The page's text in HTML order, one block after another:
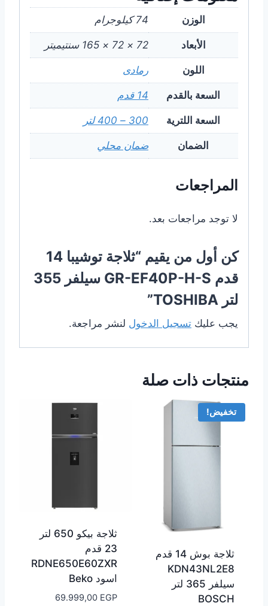
الوزن 74 كيلوجرام
الأبعاد 72 × 72 × 165 سنتيميتر
اللون رمادى
السعة بالقدم 14 قدم
السعة اللترية 300 – 400 لتر
الضمان ضمان محلي
المراجعات
لا توجد مراجعات بعد.
كن أول من يقيم “ثلاجة توشيبا 14
قدم GR-EF40P-H-S سيلفر 355
لتر TOSHIBA”
يجب عليك تسجيل الدخول لنشر مراجعة.
منتجات ذات صلة
تخفيض!
ثلاجة بوش 14 قدم
KDN43NL2E8
سيلفر 365 لتر
BOSCH
ثلاجة بيكو 650 لتر
23 قدم
RDNE650E60ZXR
اسود Beko
69.999,00 EGP